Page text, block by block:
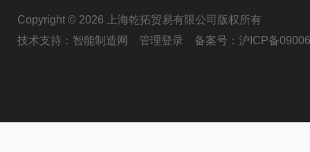
Copyright © 2026 上海乾拓贸易有限公司版权所有
技术支持： 智能制造网 管理登录 备案号： 沪ICP备